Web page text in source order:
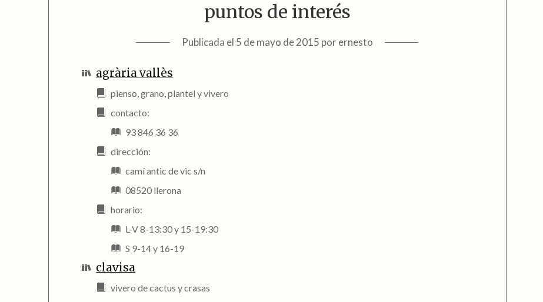
puntos de interés
Publicada el 5 de mayo de 2015 porernesto
agrària vallès
pienso, grano, plantel y vivero
contacto:
93 846 36 36
dirección:
camí antic de vic s/n
08520 llerona
horario:
L-V 8-13:30 y 15-19:30
S 9-14 y 16-19
clavisa
vivero de cactus y crasas